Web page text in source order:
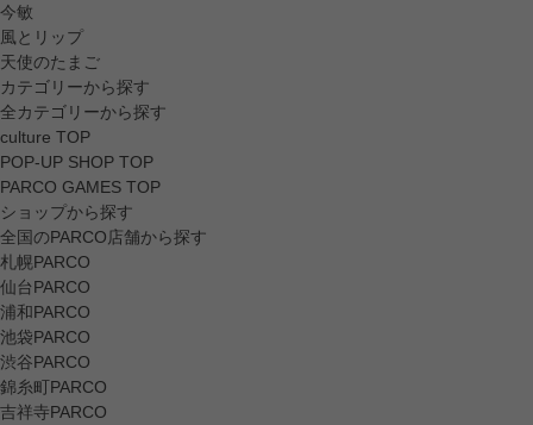
今敏
風とリップ
天使のたまご
カテゴリーから探す
全カテゴリーから探す
culture TOP
POP-UP SHOP TOP
PARCO GAMES TOP
ショップから探す
全国のPARCO店舗から探す
札幌PARCO
仙台PARCO
浦和PARCO
池袋PARCO
渋谷PARCO
錦糸町PARCO
吉祥寺PARCO